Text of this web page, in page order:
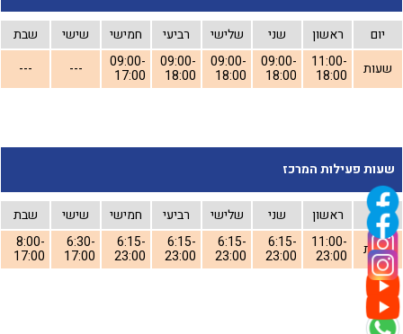
יום ראשון שני שלישי רביעי חמישי שישי
שבת
שעות
11:00-
18:00
09:00-
18:00
09:00-
18:00
09:00-
18:00
09:00-
17:00
---
---
שעות פעילות המרכז
יום ראשון שני שלישי רביעי חמישי שישי
שבת
שעות
11:00-
23:00
6:15-
23:00
6:15-
23:00
6:15-
23:00
6:15-
23:00
6:30-
17:00
8:00-
17:00